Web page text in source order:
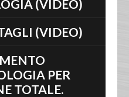
(VIDEO)
(VIDEO)
PER
TOTALE.